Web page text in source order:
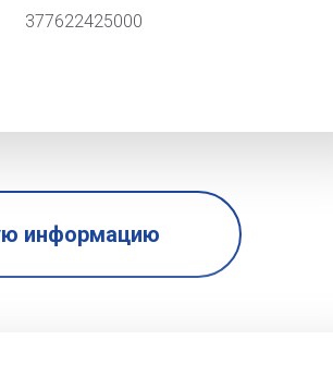
377622425000
информацию